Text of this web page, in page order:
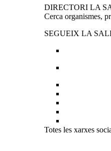
DIRECTORI LA
Cerca organismes,
SEGUEIX LA
Totes les xarxes